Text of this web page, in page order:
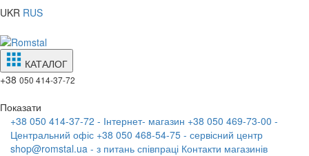
UKR RUS
КАТАЛОГ
+38 050 414-37-72
Показати
+38 050 414-37-72 - Інтернет- магазин +38 050 469-73-00 -
Центральний офіс +38 050 468-54-75 - сервісний центр
shop@romstal.ua - з питань співпраці Контакти магазинів